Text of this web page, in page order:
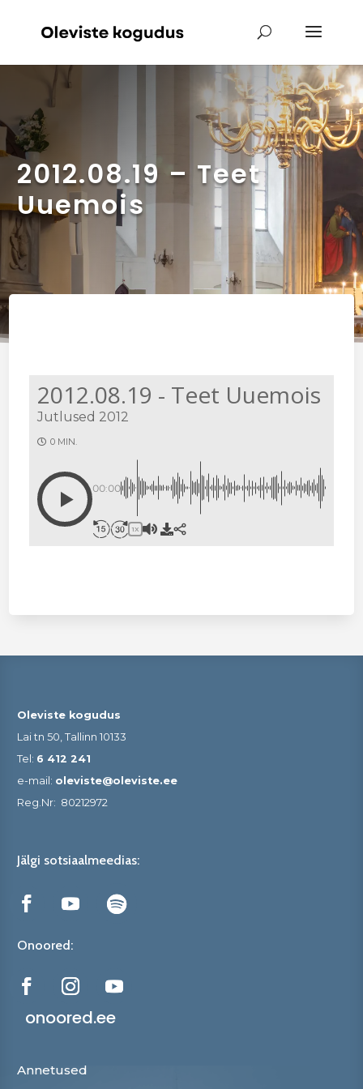
2012.08.19 – Teet
Uuemois
2012.08.19 - Teet Uuemois
Jutlused 2012
0 MIN.
00:00
1X
Oleviste kogudus
Lai tn 50, Tallinn 10133
Tel: 6 412 241
e-mail: oleviste@oleviste.ee
Reg.Nr: 80212972
Jälgi sotsiaalmeedias:
Onoored:
onoored.ee
Annetused